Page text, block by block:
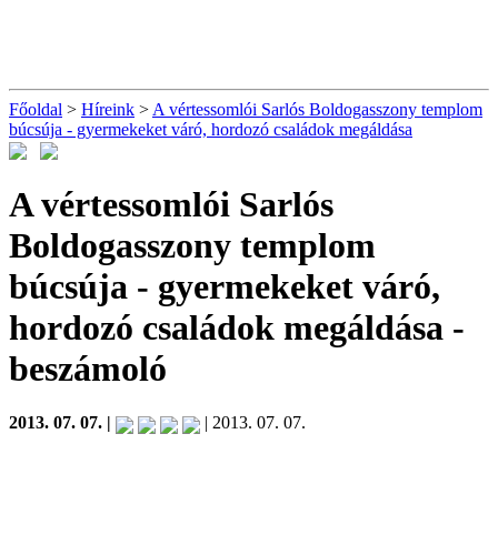
Főoldal > Híreink > A vértessomlói Sarlós Boldogasszony templom
búcsúja - gyermekeket váró, hordozó családok megáldása
A vértessomlói Sarlós
Boldogasszony templom
búcsúja - gyermekeket váró,
hordozó családok megáldása -
beszámoló
2013. 07. 07. | | 2013. 07. 07.